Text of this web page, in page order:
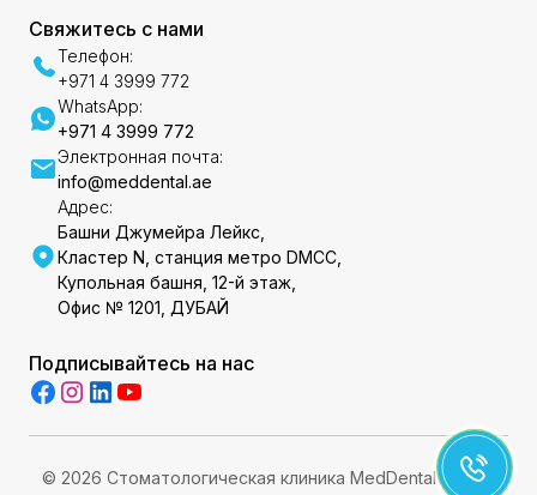
Свяжитесь с нами
Телефон:
+971 4 3999 772
WhatsApp:
+971 4 3999 772
Электронная почта:
info@meddental.ae
Адрес:
Башни Джумейра Лейкс,
Кластер N, станция метро DMCC,
Купольная башня, 12-й этаж,
Офис № 1201, ДУБАЙ
Подписывайтесь на нас
© 2026 Стоматологическая клиника MedDental DMCC.